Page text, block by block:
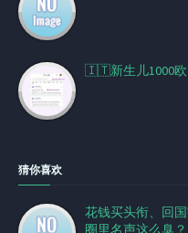
🇮🇹新生儿1000欧
猜你喜欢
花钱买头衔、回
圈里名声这么臭？